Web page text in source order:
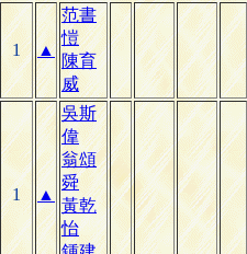
1 ▲
范書
愷
陳育
威
1 ▲
吳斯
偉
翁頌
舜
黃乾
怡